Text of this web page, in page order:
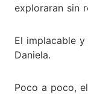
exploraran sin
El implacable
Daniela.
Poco a poco,